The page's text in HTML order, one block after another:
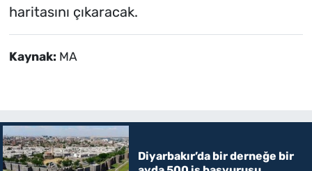
haritasını çıkaracak.
Kaynak: MA
Diyarbakır’da bir derneğe bir